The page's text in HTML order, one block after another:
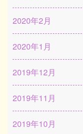
2020年2月
2020年1月
2019年12月
2019年11月
2019年10月